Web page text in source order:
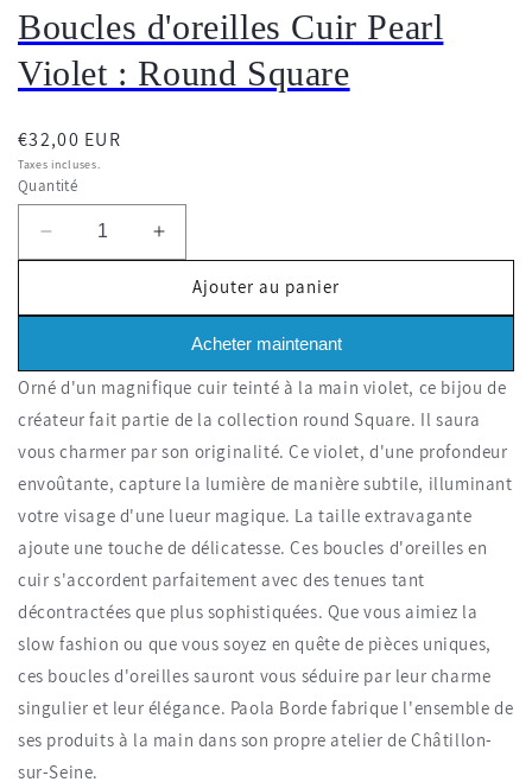
Boucles d'oreilles Cuir Pearl
Violet : Round Square
Prix
habituel
€32,00 EUR
Taxes incluses.
Quantité
Réduire
la
de
d'oreilles
Cuir
Pearl
Violet
:
Round
Square
Augmenter
la
quantité
de
Boucles
d'oreilles
Cuir
Pearl
Round
Square
Ajouter au panier
Acheter maintenant
Orné d'un magnifique cuir teinté à la main violet, ce bijou de
créateur fait partie de la collection round Square. Il saura
vous charmer par son originalité. Ce violet, d'une profondeur
envoûtante, capture la lumière de manière subtile, illuminant
votre visage d'une lueur magique. La taille extravagante
ajoute une touche de délicatesse. Ces boucles d'oreilles en
cuir s'accordent parfaitement avec des tenues tant
décontractées que plus sophistiquées. Que vous aimiez la
slow fashion ou que vous soyez en quête de pièces uniques,
ces boucles d'oreilles sauront vous séduire par leur charme
singulier et leur élégance. Paola Borde fabrique l'ensemble de
ses produits à la main dans son propre atelier de Châtillon-
sur-Seine.